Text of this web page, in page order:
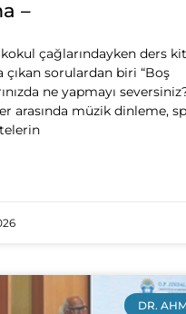
–
çağlarındayken ders
çıkan sorulardan biri “Boş
ne yapmayı
arasında müzik dinleme,
DR.